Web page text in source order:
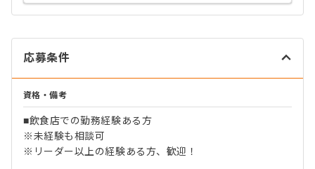
応募条件
資格・備考
■飲食店での勤務経験ある方
※未経験も相談可
※リーダー以上の経験ある方、歓迎！